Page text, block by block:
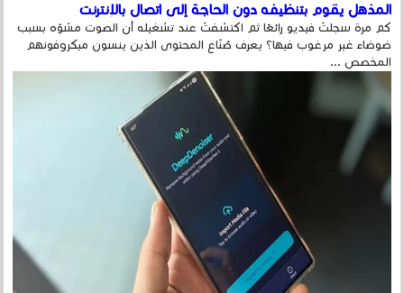
المذهل يقوم بتنظيفه دون الحاجة إلى اتصال بالإنترنت
كم مرة سجلتَ فيديو رائعًا ثم اكتشفتَ عند تشغيله أن الصوت مشوّه بسبب
ضوضاء غير مرغوب فيها؟ يعرف صُنّاع المحتوى الذين ينسون ميكروفونهم
المخصص ...